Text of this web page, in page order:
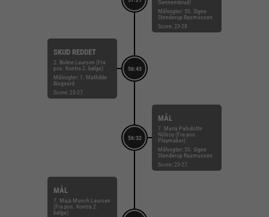
Gennembrud)
Målvogter: 50. Signe
Stenderup Rasmussen
Score: 23-28
56:43
SKUD REDDET
2. Boline Laursen (Fra
pos. Kontra 2. bølge)
Målvogter: 1. Mathilde
Bisgaard
Score: 23-27
56:32
MÅL
7. Maria Palsdottir
Nólsoy (Fra pos.
Playmaker)
Målvogter: 50. Signe
Stenderup Rasmussen
Score: 23-27
MÅL
7. Maja Munch Laursen
(Fra pos. Kontra 2.
bølge)